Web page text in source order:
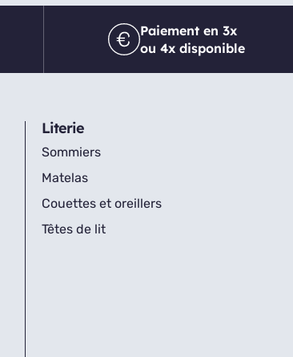
Paiement en 3x
ou 4x disponible
Literie
Sommiers
Matelas
Couettes et oreillers
Têtes de lit